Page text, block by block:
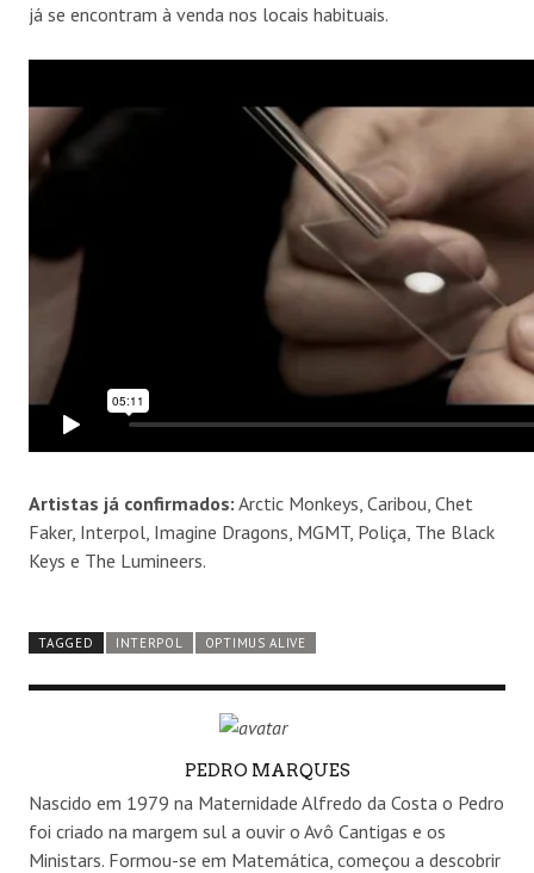
já se encontram à venda nos locais habituais.
Artistas já confirmados: Arctic Monkeys, Caribou, Chet
Faker, Interpol, Imagine Dragons, MGMT, Poliça, The Black
Keys e The Lumineers.
TAGGED INTERPOL OPTIMUS ALIVE
PEDRO MARQUES
Nascido em 1979 na Maternidade Alfredo da Costa o Pedro
foi criado na margem sul a ouvir o Avô Cantigas e os
Ministars. Formou-se em Matemática, começou a descobrir